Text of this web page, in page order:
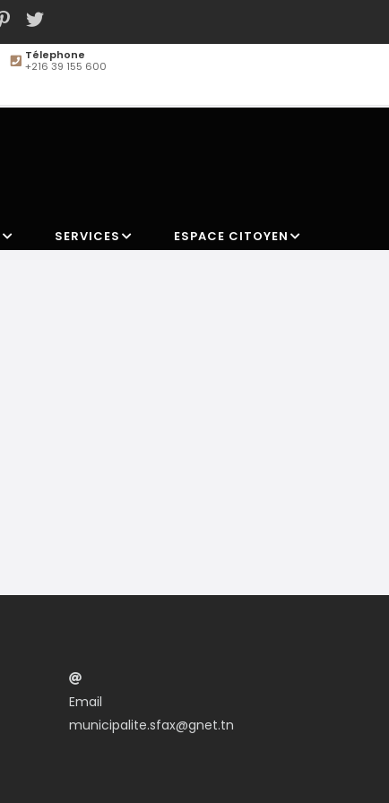
Télephone
+216 39 155 600
NAVIGATION
SERVICES ESPACE CITOYEN
Email
municipalite.sfax@gnet.tn